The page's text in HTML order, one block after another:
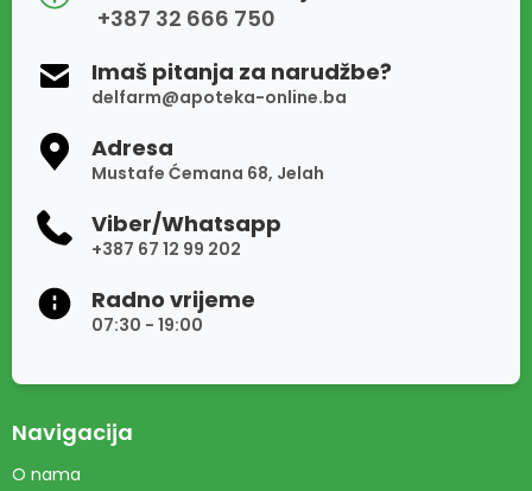
+387 32 666 750
Imaš pitanja za narudžbe?
delfarm@apoteka-online.ba
Adresa
Mustafe Ćemana 68, Jelah
Viber/Whatsapp
+387 67 12 99 202
Radno vrijeme
07:30 - 19:00
Navigacija
O nama